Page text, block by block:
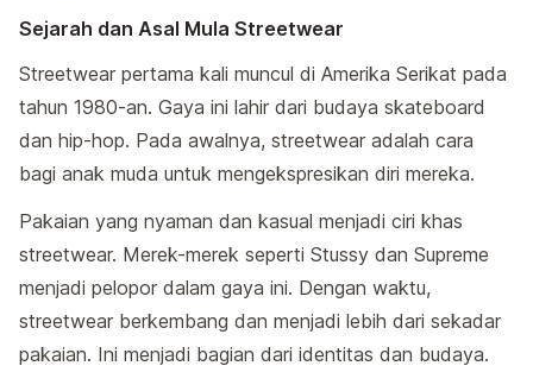
Sejarah dan Asal Mula Streetwear
Streetwear pertama kali muncul di Amerika Serikat pada
tahun 1980-an. Gaya ini lahir dari budaya skateboard
dan hip-hop. Pada awalnya, streetwear adalah cara
bagi anak muda untuk mengekspresikan diri mereka.
Pakaian yang nyaman dan kasual menjadi ciri khas
streetwear. Merek-merek seperti Stussy dan Supreme
menjadi pelopor dalam gaya ini. Dengan waktu,
streetwear berkembang dan menjadi lebih dari sekadar
pakaian. Ini menjadi bagian dari identitas dan budaya.